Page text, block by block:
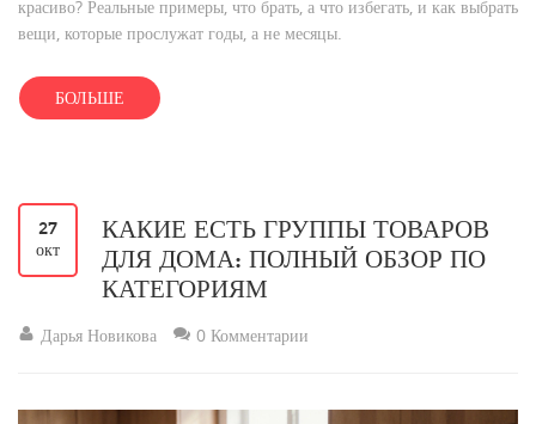
красиво? Реальные примеры, что брать, а что избегать, и как выбрать
вещи, которые прослужат годы, а не месяцы.
БОЛЬШЕ
27
окт
КАКИЕ ЕСТЬ ГРУППЫ ТОВАРОВ
ДЛЯ ДОМА: ПОЛНЫЙ ОБЗОР ПО
КАТЕГОРИЯМ
Дарья Новикова 0 Комментарии